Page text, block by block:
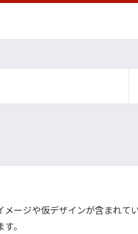
ージや仮デザインが含まれて
。